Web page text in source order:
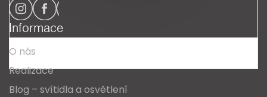
Informace
O nás
Realizace
Blog – svítidla a osvětlení